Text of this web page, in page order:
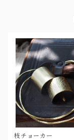
枝チョーカー